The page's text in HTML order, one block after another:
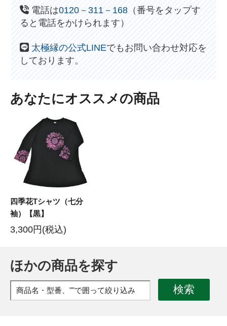
電話は0120－311－168 （番号をタップす
ると電話をかけられます）
太極縁の公式LINEでもお問い合わせ対応を
しております。
あなたにオススメの商品
四季花Tシャツ（七分
袖）【黒】
3,300円(税込)
ほかの商品を探す
検索